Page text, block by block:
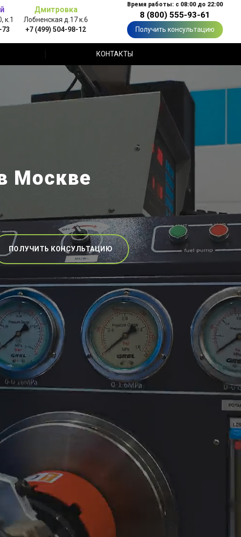
к.1
73
Дмитровка
Лобненская д.17 к.6
+7 (499) 504-98-12
Время работы: с 08:00 до 22:00
8 (800) 555-93-61
Получить консультацию
КОНТАКТЫ
Москве
ПОЛУЧИТЬ КОНСУЛЬТАЦИЮ